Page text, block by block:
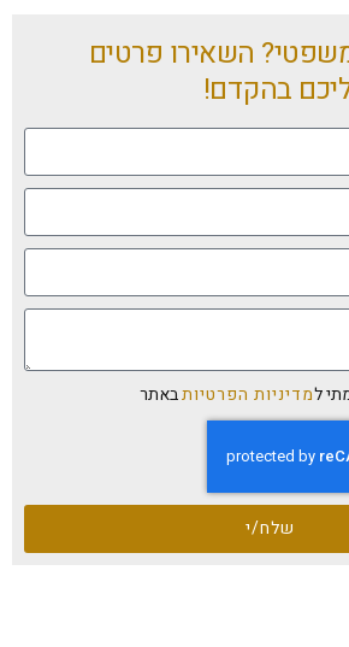
השאירו פרטים
בהקדם!
למדיניות הפרטיותבאתר
שלח/י